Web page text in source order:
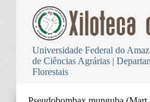
Universidade Federal do
de Ciências Agrárias |
Florestais